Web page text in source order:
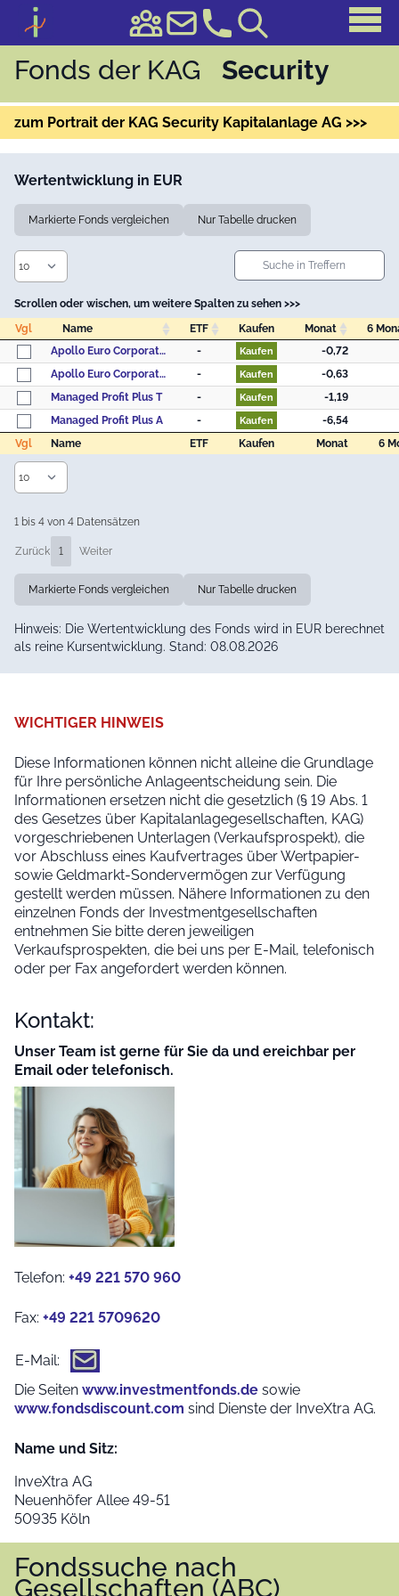
Fonds der KAG Security
zum Portrait der KAG Security Kapitalanlage AG >>>
Wertentwicklung in EUR
Markierte Fonds vergleichen Nur Tabelle drucken
Scrollen oder wischen, um weitere Spalten zu sehen >>>
Vgl
Name ETF Kaufen Monat
6
Vgl
Name ETF Kaufen Monat
Vgl Name ETF Kaufen Monat 6
Apollo Euro Corporate Bond ESG T - Kaufen
-0,72
Apollo Euro Corporate Bond ESG A
- Kaufen
-0,63
Managed Profit Plus T
- Kaufen
-1,19
Managed Profit Plus A
- Kaufen
-6,54
Vgl
Name ETF Kaufen Monat 6
1 bis 4 von 4 Datensätzen
Zurück 1 Weiter
Markierte Fonds vergleichen Nur Tabelle drucken
Hinweis: Die Wertentwicklung des Fonds wird in EUR berechnet
als reine Kursentwicklung. Stand: 08.08.2026
WICHTIGER HINWEIS
Diese Informationen können nicht alleine die Grundlage
für Ihre persönliche Anlageentscheidung sein. Die
Informationen ersetzen nicht die gesetzlich (§ 19 Abs. 1
des Gesetzes über Kapitalanlagegesellschaften, KAG)
vorgeschriebenen Unterlagen (Verkaufsprospekt), die
vor Abschluss eines Kaufvertrages über Wertpapier-
sowie Geldmarkt-Sondervermögen zur Verfügung
gestellt werden müssen. Nähere Informationen zu den
einzelnen Fonds der Investmentgesellschaften
entnehmen Sie bitte deren jeweiligen
Verkaufsprospekten, die bei uns per E-Mail, telefonisch
oder per Fax angefordert werden können.
Kontakt:
Unser Team ist gerne für Sie da und ereichbar per
Email oder telefonisch.
Telefon: +49 221 570 960
Fax: +49 221 5709620
E-Mail:
Die Seiten www.investmentfonds.de sowie
www.fondsdiscount.com sind Dienste der InveXtra AG.
Name und Sitz:
InveXtra AG
Neuenhöfer Allee 49-51
50935 Köln
Fondssuche nach
Gesellschaften (ABC)